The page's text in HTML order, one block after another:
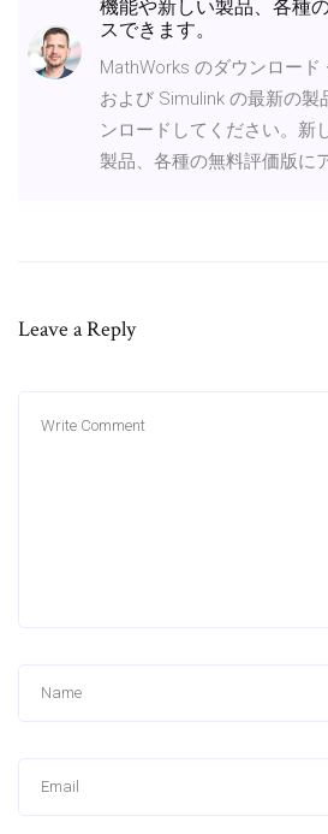
機能や新しい製品、各種
スできます。
MathWorks のダウンロード
および Simulink の最新の製
ンロードしてください。新
製品、各種の無料評価版に
Leave a Reply